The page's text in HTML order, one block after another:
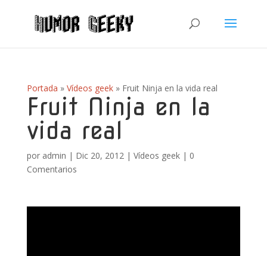
Portada » Vídeos geek» Fruit Ninja en la vida real
Fruit Ninja en la
vida real
por admin | Dic 20, 2012| Vídeos geek| 0
Comentarios